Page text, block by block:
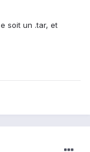
soit un .tar, et